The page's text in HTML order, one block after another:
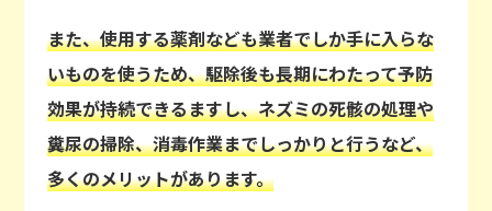
また、使用する薬剤なども業者でしか手に入らな
いものを使うため、駆除後も長期にわたって予防
効果が持続できるますし、ネズミの死骸の処理や
糞尿の掃除、消毒作業までしっかりと行うなど、
多くのメリットがあります。